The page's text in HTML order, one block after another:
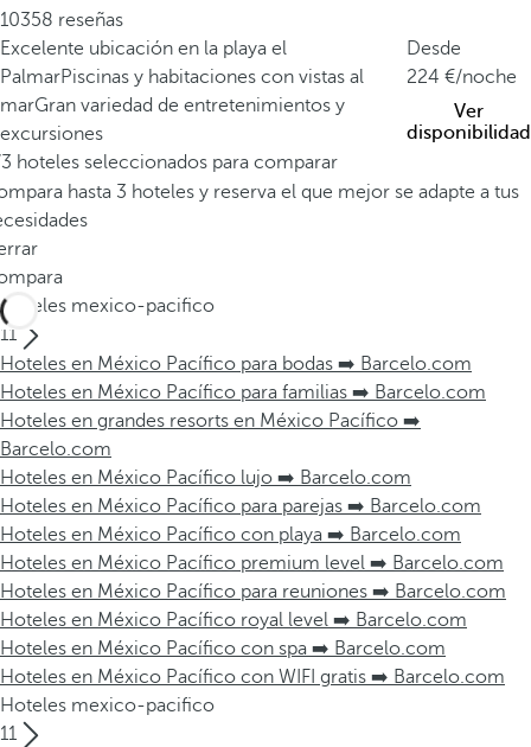
10358 reseñas
Excelente ubicación en la playa el
PalmarPiscinas y habitaciones con vistas al
marGran variedad de entretenimientos y
excursiones
Desde
224
/noche
Ver
disponibilidad
hoteles seleccionados para comparar
hasta 3 hoteles y reserva el que mejor se adapte a tus
Hoteles mexico-pacifico
11
Hoteles en México Pacífico para bodas ➡️ Barcelo.com
Hoteles en México Pacífico para familias ➡️ Barcelo.com
Hoteles en grandes resorts en México Pacífico ➡️
Barcelo.com
Hoteles en México Pacífico lujo ➡️ Barcelo.com
Hoteles en México Pacífico para parejas ➡️ Barcelo.com
Hoteles en México Pacífico con playa ➡️ Barcelo.com
Hoteles en México Pacífico premium level ➡️ Barcelo.com
Hoteles en México Pacífico para reuniones ➡️ Barcelo.com
Hoteles en México Pacífico royal level ➡️ Barcelo.com
Hoteles en México Pacífico con spa ➡️ Barcelo.com
Hoteles en México Pacífico con WIFI gratis ➡️ Barcelo.com
Hoteles mexico-pacifico
11